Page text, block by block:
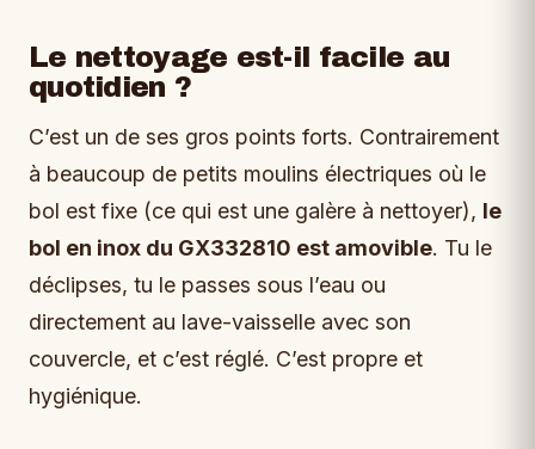
Le nettoyage est-il facile au
quotidien ?
C’est un de ses gros points forts. Contrairement
à beaucoup de petits moulins électriques où le
bol est fixe (ce qui est une galère à nettoyer), le
bol en inox du GX332810 est amovible. Tu le
déclipses, tu le passes sous l’eau ou
directement au lave-vaisselle avec son
couvercle, et c’est réglé. C’est propre et
hygiénique.